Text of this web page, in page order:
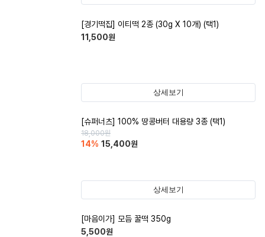
[경기떡집] 이티떡 2종 (30g X 10개) (택1)
11,500원
상세보기
[슈퍼너츠] 100% 땅콩버터 대용량 3종 (택1)
18,000원
14% 15,400원
상세보기
[마음이가] 모듬 꿀떡 350g
5,500원